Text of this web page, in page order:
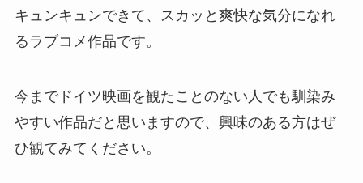
キュンキュンできて、スカッと爽快な気分になれ
るラブコメ作品です。
今までドイツ映画を観たことのない人でも馴染み
やすい作品だと思いますので、興味のある方はぜ
ひ観てみてください。